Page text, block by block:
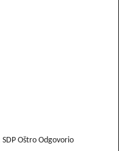
SDP Oštro Odgovorio